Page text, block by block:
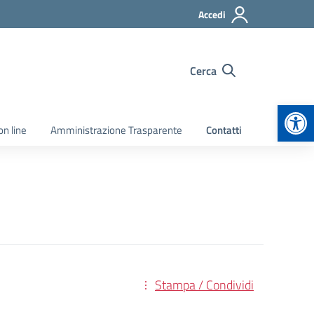
Accedi
Cerca
line Amministrazione Trasparente Contatti
Stampa / Condividi